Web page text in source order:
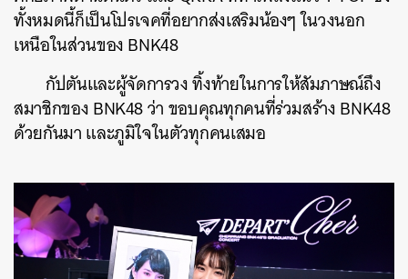
ทั้งหมดนี้ก็เป็นโปรเจคที่อยากส่งเสริมน้องๆ ในวงนอก
เหนือในส่วนของ BNK48
กัปตันและผู้จัดการวง ทิ้งท้ายในการให้สัมภาษณ์ถึง
สมาชิกของ BNK48 ว่า ขอบคุณทุกคนที่ร่วมสร้าง BNK48
ด้วยกันมา และภูมิใจในตัวทุกคนเสมอ